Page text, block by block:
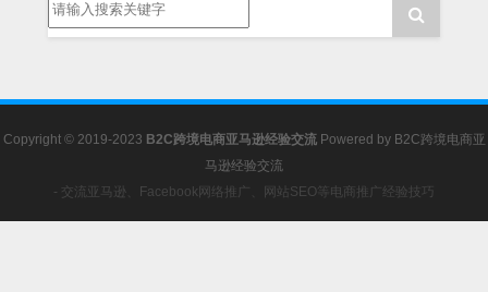
Copyright © 2019-2023 B2C跨境电商亚马逊经验交流 Powered by B2C跨境电商亚
马逊经验交流
- 交流亚马逊、Facebook网络推广、网站SEO等电商推广经验技巧